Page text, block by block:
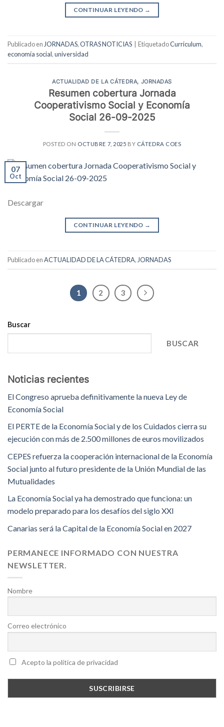
CONTINUAR LEYENDO →
Publicado en JORNADAS,OTRAS NOTICIAS EtiquetadoCurriculum,
economía social,universidad
ACTUALIDAD DE LA CÁTEDRA, JORNADAS
Resumen cobertura Jornada
Cooperativismo Social y Economía
Social 26-09-2025
POSTED ON OCTUBRE 7, 2025 BY CÁTEDRA COES
07
Oct
Descargar
CONTINUAR LEYENDO →
Publicado enACTUALIDAD DE LA CÁTEDRA, JORNADAS
1 2 3
Buscar
BUSCAR
Noticias recientes
El Congreso aprueba definitivamente la nueva Ley de
Economía Social
El PERTE de la Economía Social y de los Cuidados cierra su
ejecución con más de 2.500 millones de euros movilizados
CEPES refuerza la cooperación internacional de la Economía
Social junto al futuro presidente de la Unión Mundial de las
Mutualidades
La Economía Social ya ha demostrado que funciona: un
modelo preparado para los desafíos del siglo XXI
Canarias será la Capital de la Economía Social en 2027
PERMANECE INFORMADO CON NUESTRA
NEWSLETTER.
Nombre
Correo electrónico
Acepto la política de privacidad